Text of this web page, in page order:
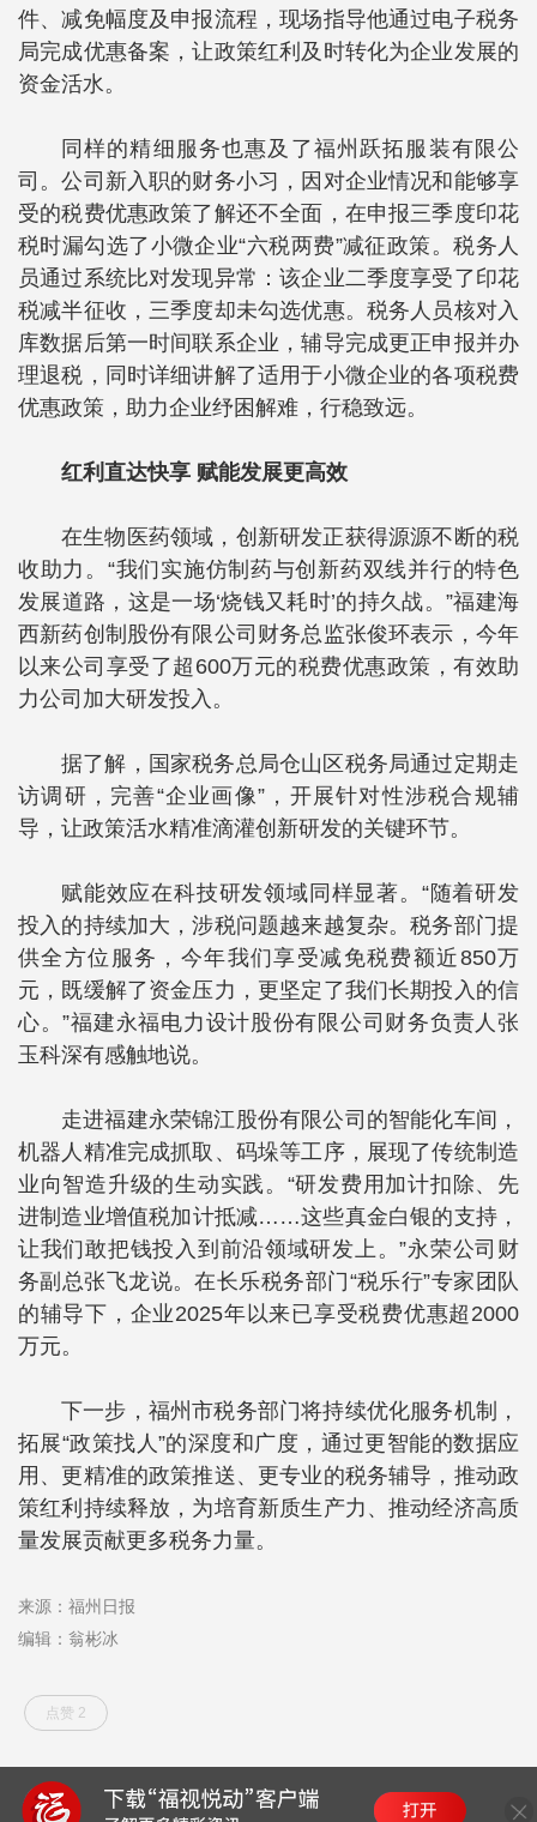
件、减免幅度及申报流程，现场指导他通过电子税务
局完成优惠备案，让政策红利及时转化为企业发展的
资金活水。
同样的精细服务也惠及了福州跃拓服装有限公
司。公司新入职的财务小习，因对企业情况和能够享
受的税费优惠政策了解还不全面，在申报三季度印花
税时漏勾选了小微企业“六税两费”减征政策。税务人
员通过系统比对发现异常：该企业二季度享受了印花
税减半征收，三季度却未勾选优惠。税务人员核对入
库数据后第一时间联系企业，辅导完成更正申报并办
理退税，同时详细讲解了适用于小微企业的各项税费
优惠政策，助力企业纾困解难，行稳致远。
红利直达快享 赋能发展更高效
在生物医药领域，创新研发正获得源源不断的税
收助力。“我们实施仿制药与创新药双线并行的特色
发展道路，这是一场‘烧钱又耗时’的持久战。”福建海
西新药创制股份有限公司财务总监张俊环表示，今年
以来公司享受了超600万元的税费优惠政策，有效助
力公司加大研发投入。
据了解，国家税务总局仓山区税务局通过定期走
访调研，完善“企业画像”，开展针对性涉税合规辅
导，让政策活水精准滴灌创新研发的关键环节。
赋能效应在科技研发领域同样显著。“随着研发
投入的持续加大，涉税问题越来越复杂。税务部门提
供全方位服务，今年我们享受减免税费额近850万
元，既缓解了资金压力，更坚定了我们长期投入的信
心。”福建永福电力设计股份有限公司财务负责人张
玉科深有感触地说。
走进福建永荣锦江股份有限公司的智能化车间，
机器人精准完成抓取、码垛等工序，展现了传统制造
业向智造升级的生动实践。“研发费用加计扣除、先
进制造业增值税加计抵减……这些真金白银的支持，
让我们敢把钱投入到前沿领域研发上。”永荣公司财
务副总张飞龙说。在长乐税务部门“税乐行”专家团队
的辅导下，企业2025年以来已享受税费优惠超2000
万元。
下一步，福州市税务部门将持续优化服务机制，
拓展“政策找人”的深度和广度，通过更智能的数据应
用、更精准的政策推送、更专业的税务辅导，推动政
策红利持续释放，为培育新质生产力、推动经济高质
量发展贡献更多税务力量。
来源：福州日报
编辑：翁彬冰
点赞 2